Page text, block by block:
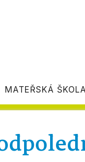
MATEŘSKÁ ŠKOLA